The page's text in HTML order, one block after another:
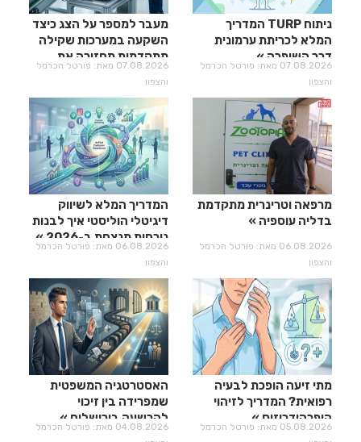
ניתוח TURP המדריך
המלא לכריתת ערמונית
דרך השופכה
07.08.2026 מאת: פורטל הכרמל
והצפון
מעבר למספר על הצג כיצד
השקעה במערכות שקילה
מתקדמות מחזירה את
עצמה?
07.08.2026 מאת: פורטל הכרמל
והצפון
מרפאה וטרינרית מתקדמת
בדליה עוספיה
06.08.2026 מאת: פורטל הכרמל
והצפון
המדריך המלא לשיווק
דיגיטלי הוליסטי איך לבנות
נוכחות מנצחת ב-2026
06.08.2026 מאת: פורטל הכרמל
והצפון
מתי זיעה הופכת לבעיה
רפואית? המדריך לזיהוי
היפרהידרוזיס
05.08.2026 מאת: פורטל הכרמל
האסטרטגיה המשפטית
שמפרידה בין זיכוי
להרשעה בירושלים
04.08.2026 מאת: פורטל הכרמל